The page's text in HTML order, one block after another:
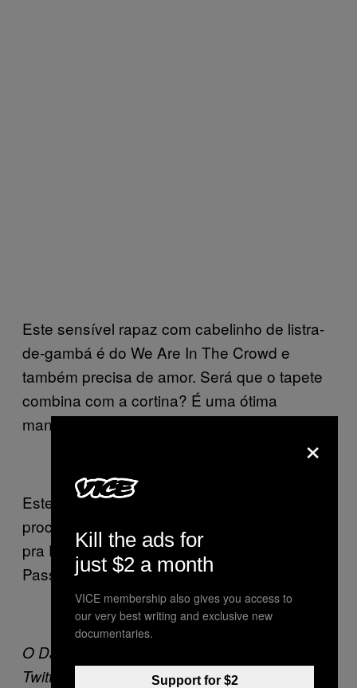
Este sensível rapaz com cabelinho de listra-
de-gambá é do We Are In The Crowd e
também precisa de amor. Será que o tapete
combina com a cortina? É uma ótima
maneira de saber…
Este ursão do Every Time I Die também está
procurando carinho. Se bem que está mais
pra Every Time I Swipe Right (“Toda Hora eu
Passo pra Direita”), hein moças?
O Dan Ozzi não está no Tinder, mas está no
Twitter –
×
Kill the ads for
just $2 a month
VICE membership also gives you access to
our very best writing and exclusive new
documentaries.
Support for $2